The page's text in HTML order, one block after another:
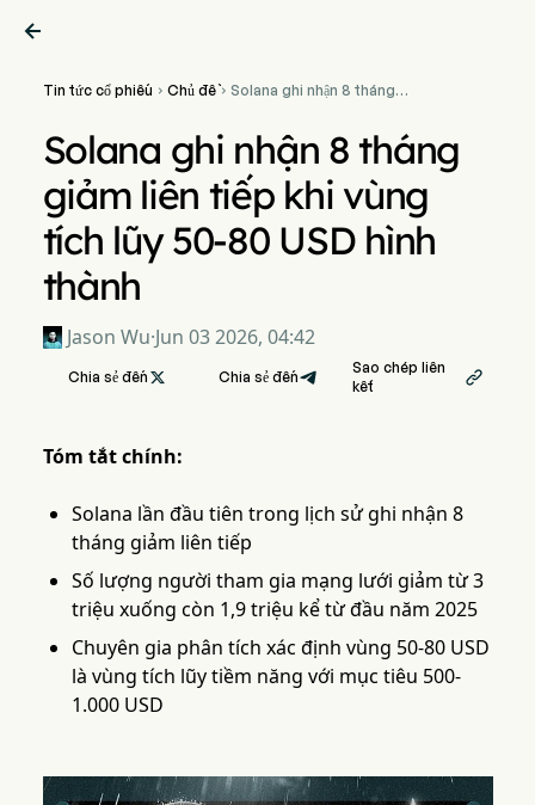

Tin tức cổ phiếu  Chủ đề Solana ghi nhận 8 tháng
Solana ghi nhận 8 tháng
giảm liên tiếp khi vùng
tích lũy 50-80 USD hình
thành
Jason Wu·Jun 03 2026, 04:42
Chia sẻ đến  Chia sẻ đến
Sao chép liên
kết

Tóm tắt chính:
Solana lần đầu tiên trong lịch sử ghi nhận 8
tháng giảm liên tiếp
Số lượng người tham gia mạng lưới giảm từ 3
triệu xuống còn 1,9 triệu kể từ đầu năm 2025
Chuyên gia phân tích xác định vùng 50-80 USD
là vùng tích lũy tiềm năng với mục tiêu 500-
1.000 USD